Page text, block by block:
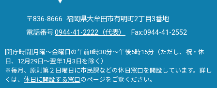
〒836-8666 福岡県大牟田市有明町2丁目3番地
電話番号:0944-41-2222（代表） Fax:0944-41-2552
[開庁時間]月曜～金曜日の午前8時30分～午後5時15分（ただし、祝・休
日、12月29日～翌年1月3日を除く）
※毎月、原則第２日曜日に市民課などの休日窓口を開設しています。詳し
くは、 休日に開設する窓口のページをご覧ください。